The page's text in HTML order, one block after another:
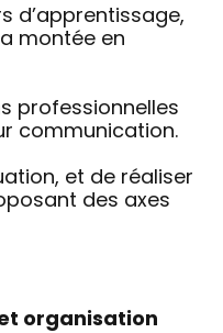
d’apprentissage,
montée en
professionnelles
communication.
et de réaliser
des axes
organisation